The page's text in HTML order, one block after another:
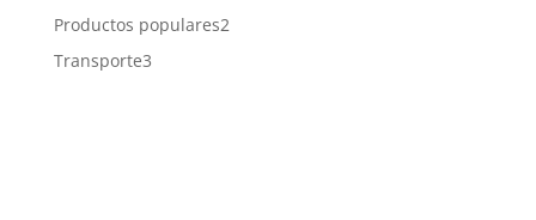
producto
Productos populares22
Transporte33